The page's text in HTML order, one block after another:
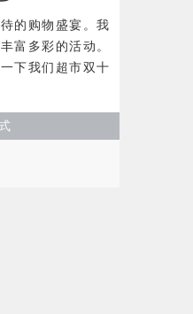
的购物盛宴。我
富多彩的活动。
下我们超市双十